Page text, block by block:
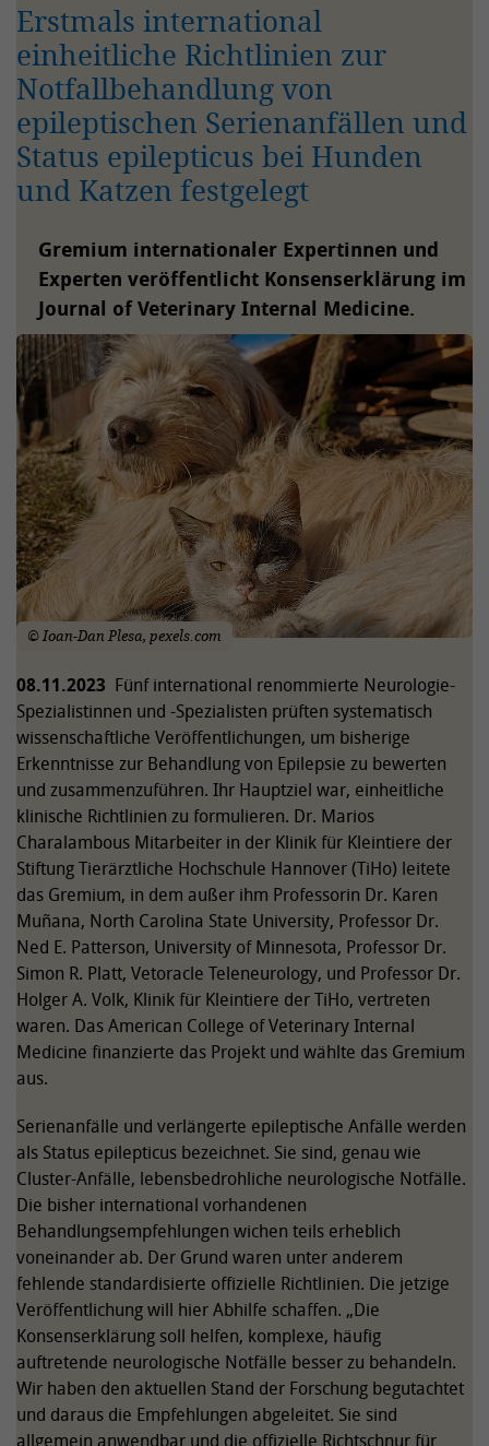
Erstmals international
einheitliche Richtlinien zur
Notfallbehandlung von
epileptischen Serienanfällen und
Status epilepticus bei Hunden
und Katzen festgelegt
Gremium internationaler Expertinnen und
Experten veröffentlicht Konsenserklärung im
Journal of Veterinary Internal Medicine.
© Ioan-Dan Plesa, pexels.com
08.11.2023 Fünf international renommierte Neurologie-
Spezialistinnen und -Spezialisten prüften systematisch
wissenschaftliche Veröffentlichungen, um bisherige
Erkenntnisse zur Behandlung von Epilepsie zu bewerten
und zusammenzuführen. Ihr Hauptziel war, einheitliche
klinische Richtlinien zu formulieren. Dr. Marios
Charalambous Mitarbeiter in der Klinik für Kleintiere der
Stiftung Tierärztliche Hochschule Hannover (TiHo) leitete
das Gremium, in dem außer ihm Professorin Dr. Karen
Muñana, North Carolina State University, Professor Dr.
Ned E. Patterson, University of Minnesota, Professor Dr.
Simon R. Platt, Vetoracle Teleneurology, und Professor Dr.
Holger A. Volk, Klinik für Kleintiere der TiHo, vertreten
waren. Das American College of Veterinary Internal
Medicine finanzierte das Projekt und wählte das Gremium
aus.
Serienanfälle und verlängerte epileptische Anfälle werden
als Status epilepticus bezeichnet. Sie sind, genau wie
Cluster-Anfälle, lebensbedrohliche neurologische Notfälle.
Die bisher international vorhandenen
Behandlungsempfehlungen wichen teils erheblich
voneinander ab. Der Grund waren unter anderem
fehlende standardisierte offizielle Richtlinien. Die jetzige
Veröffentlichung will hier Abhilfe schaffen. „Die
Konsenserklärung soll helfen, komplexe, häufig
auftretende neurologische Notfälle besser zu behandeln.
Wir haben den aktuellen Stand der Forschung begutachtet
und daraus die Empfehlungen abgeleitet. Sie sind
allgemein anwendbar und die offizielle Richtschnur für